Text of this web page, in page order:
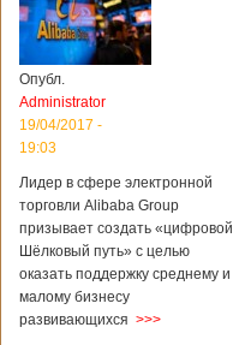
Опубл.
Administrator
19/04/2017 -
19:03
Лидер в сфере электронной
торговли Alibaba Group
призывает создать «цифровой
Шёлковый путь» с целью
оказать поддержку среднему и
малому бизнесу
развивающихся >>>